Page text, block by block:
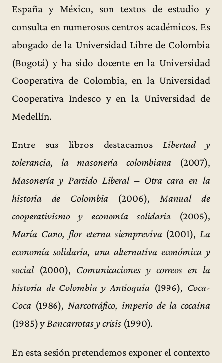
España y México, son textos de estudio y
consulta en numerosos centros académicos. Es
abogado de la Universidad Libre de Colombia
(Bogotá) y ha sido docente en la Universidad
Cooperativa de Colombia, en la Universidad
Cooperativa Indesco y en la Universidad de
Medellín.
Entre sus libros destacamosLibertad y
tolerancia, la masonería colombiana(2007),
Masonería y Partido Liberal – Otra cara en la
historia de Colombia (2006), Manual de
cooperativismo y economía solidaria(2005),
María Cano, flor eterna siempreviva(2001),La
economía solidaria, una alternativa económica y
social(2000), Comunicaciones y correos en la
historia de Colombia y Antioquia(1996), Coca-
Coca(1986),Narcotráfico, imperio de la cocaína
(1985) yBancarrotas y crisis (1990).
En esta sesión pretendemos exponer el contexto